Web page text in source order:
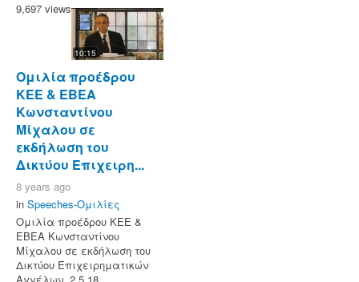
9,697 views
10:15
Ομιλία προέδρου
ΚΕΕ & ΕΒΕΑ
Κωνσταντίνου
Μίχαλου σε
εκδήλωση του
Δικτύου Επιχειρη...
8 years ago
in Speeches-Ομιλίες
Ομιλία προέδρου ΚΕΕ &
ΕΒΕΑ Κωνσταντίνου
Μίχαλου σε εκδήλωση του
Δικτύου Επιχειρηματικών